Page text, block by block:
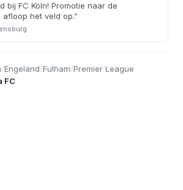
bij FC Köln! Promotie naar de
afloop het veld op.”
/Engeland/Fulham/Premier League
FC